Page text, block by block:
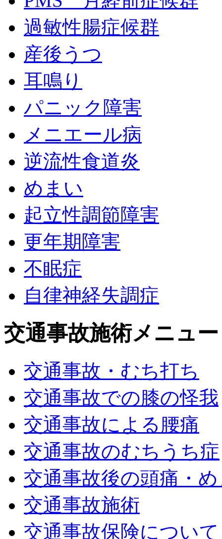
過敏性腸症候群
産後うつ
耳鳴り
パニック障害
メニエール病
逆流性食道炎
めまい
起立性調節障害
更年期障害
不眠症
自律神経失調症
交通事故施術メニュー
交通事故・むち打ち
交通事故での膝の怪我
交通事故による腰痛
交通事故のむちうち症
交通事故後の頭痛・
交通事故施術
交通事故保険について